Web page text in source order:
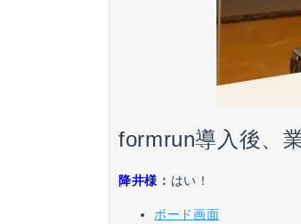
formrun導入後、
降井様： はい！
ボード画面